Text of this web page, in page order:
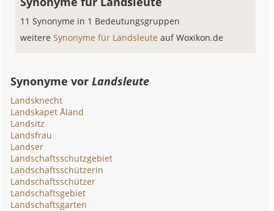
11 Synonyme in 1 Bedeutungsgruppen
weitereSynonyme für Landsleuteauf Woxikon.de
Synonyme vorLandsleute
Landsknecht
Landskapet Åland
Landsitz
Landsfrau
Landser
Landschaftsschutzgebiet
Landschaftsschützerin
Landschaftsschützer
Landschaftsgebiet
Landschaftsgarten